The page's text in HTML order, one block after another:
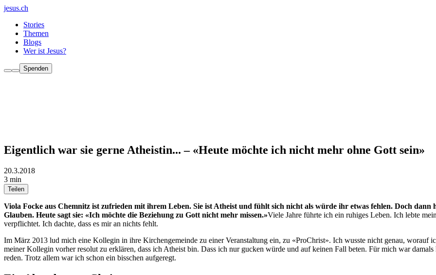
jesus.ch
Stories
Themen
Blogs
Wer ist Jesus?
Spenden
Eigentlich war sie gerne Atheistin... – «Heute möchte ich nicht mehr ohne Gott sein»
20.3.2018
3 min
Teilen
Viola Focke aus Chemnitz ist zufrieden mit ihrem Leben. Sie ist Atheist und fühlt sich nicht als würde ihr etwas fehlen. Doch
Glauben. Heute sagt sie: «Ich möchte die Beziehung zu Gott nicht mehr missen.»Viele Jahre führte ich ein ruhiges Leben. Ich lebte
verpflichtet. Ich dachte, dass es mir an nichts fehlt.
Im März 2013 lud mich eine Kollegin in ihre Kirchengemeinde zu einer Veranstaltung ein, zu «ProChrist». Ich wusste nicht genau, worauf
meiner Kollegin vorher resolut zu erklären, dass ich Atheist bin. Dass ich nur gucken würde und auf keinen Fall beten. Für mich war
reden. Trotz allem war ich schon ein bisschen aufgeregt.